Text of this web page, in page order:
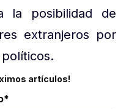
la posibilidad de
extranjeros por
artículos!
*